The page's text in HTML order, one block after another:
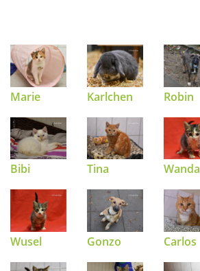
Marie Karlchen Robin
Bibi Tina Wanda
Wusel Gonzo Carlos